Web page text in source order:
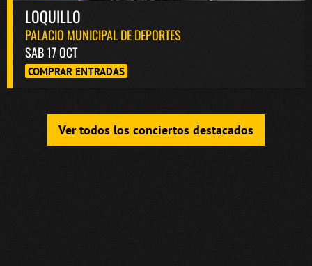
LOQUILLO
PALACIO MUNICIPAL DE DEPORTES
SAB 17 OCT
COMPRAR ENTRADAS
Ver todos los conciertos destacados